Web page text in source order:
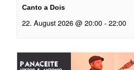
Canto a Dois
22. August 2026 @ 20:00 - 22:00